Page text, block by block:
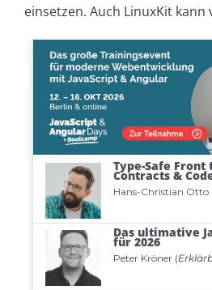
einsetzen. Auch LinuxKit